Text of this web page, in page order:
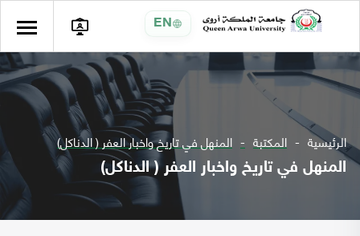
EN
الرئيسية المكتبة المنهل في تاريخ واخبار العفر ( الدناكل)
المنهل في تاريخ واخبار العفر ( الدناكل)